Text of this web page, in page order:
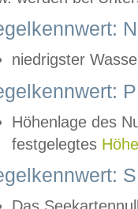
niedrigster
Höhenlage des
festgelegtes